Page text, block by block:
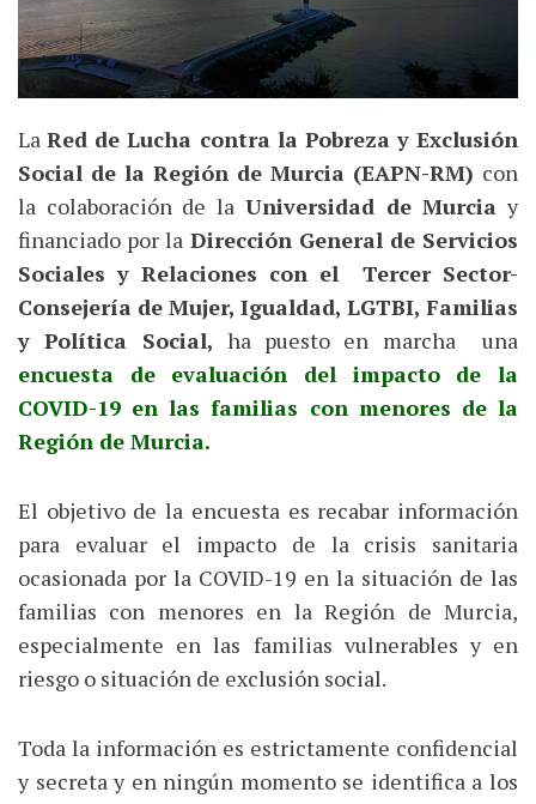
LaRed de Lucha contra la Pobreza y Exclusión
Social de la Región de Murcia (EAPN-RM) con
la colaboración de la Universidad de Murcia y
financiado por la Dirección General de Servicios
Sociales y Relaciones con el Tercer Sector-
Consejería de Mujer, Igualdad, LGTBI, Familias
y Política Social, ha puesto en marcha una
encuesta de evaluación del impacto de la
COVID-19 en las familias con menores de la
Región de Murcia.
El objetivo de la encuesta es recabar información
para evaluar el impacto de la crisis sanitaria
ocasionada por la COVID-19 en la situación de las
familias con menores en la Región de Murcia,
especialmente en las familias vulnerables y en
riesgo o situación de exclusión social.
Toda la información es estrictamente confidencial
y secreta y en ningún momento se identifica a los